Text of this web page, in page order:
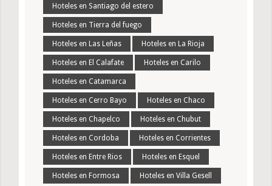
Hoteles en Santiago del estero
Hoteles en Tierra del fuego
Hoteles en Las Leñas Hoteles en La Rioja
Hoteles en El Calafate Hoteles en Carilo
Hoteles en Catamarca
Hoteles en Cerro Bayo Hoteles en Chaco
Hoteles en Chapelco Hoteles en Chubut
Hoteles en Cordoba Hoteles en Corrientes
Hoteles en Entre Rios Hoteles en Esquel
Hoteles en Formosa Hoteles en Villa Gesell